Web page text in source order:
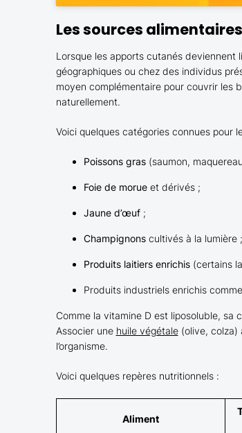
Les sources
Lorsque les apports cutanés deviennent
géographiques ou chez des individus
moyen complémentaire pour couvrir les
naturellement.
Voici quelques catégories connues pour
Poissons gras(saumon,
Foie de morueet dérivés ;
Jaune d’œuf;
Champignonscultivés à la lumière ;
Produits laitiers enrichis(certains
Produits industriels enrichis
Comme la vitamine D est liposoluble, sa
Associer une huile végétale(olive, colza)
l’organisme.
Voici quelques repères nutritionnels :
Aliment